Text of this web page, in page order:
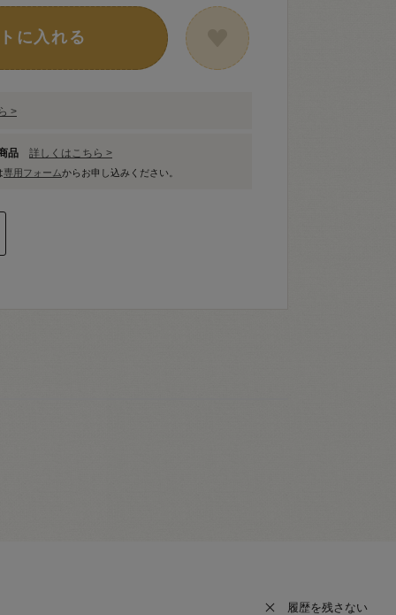
に入れる
>
品 詳しくはこちら >
専用フォームからお申し込みください。
履歴を残さない